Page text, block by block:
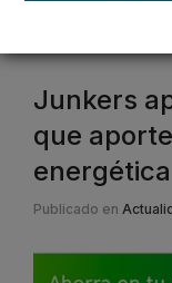
Junkers
que
energética
Publicado en